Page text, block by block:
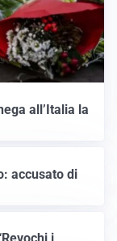
all’Italia la
accusato di